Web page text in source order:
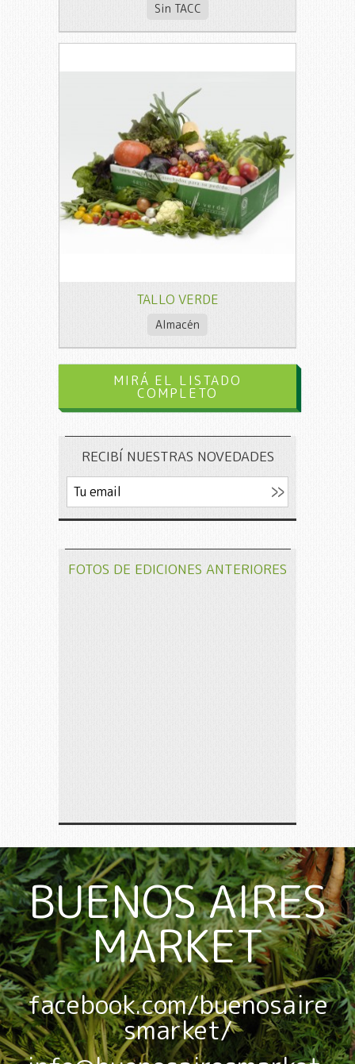
Sin TACC
TALLO VERDE
Almacén
MIRÁ EL LISTADO
COMPLETO
RECIBÍ NUESTRAS NOVEDADES
FOTOS DE EDICIONES ANTERIORES
BUENOS AIRES
MARKET
facebook.com/buenosaire
smarket/